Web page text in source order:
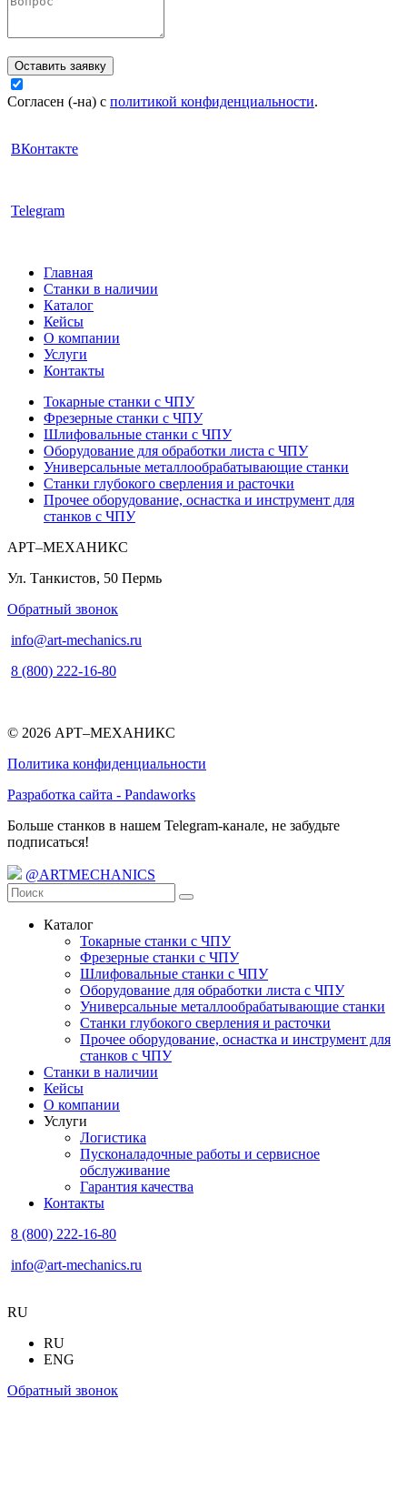
Оставить заявку
Согласен (-на) с политикой конфиденциальности.
ВКонтакте
Telegram
Главная
Станки в наличии
Каталог
Кейсы
О компании
Услуги
Контакты
Токарные станки с ЧПУ
Фрезерные станки с ЧПУ
Шлифовальные станки с ЧПУ
Оборудование для обработки листа с ЧПУ
Универсальные металлообрабатывающие станки
Станки глубокого сверления и расточки
Прочее оборудование, оснастка и инструмент для
станков с ЧПУ
АРТ–МЕХАНИКС
Ул. Танкистов, 50 Пермь
Обратный звонок
info@art-mechanics.ru
8 (800) 222-16-80
© 2026 АРТ–МЕХАНИКС
Политика конфиденциальности
Разработка сайта - Pandaworks
Больше станков в нашем Telegram-канале, не забудьте
подписаться!
@ARTMECHANICS
Каталог
Токарные станки с ЧПУ
Фрезерные станки с ЧПУ
Шлифовальные станки с ЧПУ
Оборудование для обработки листа с ЧПУ
Универсальные металлообрабатывающие станки
Станки глубокого сверления и расточки
Прочее оборудование, оснастка и инструмент для
станков с ЧПУ
Станки в наличии
Кейсы
О компании
Услуги
Логистика
Пусконаладочные работы и сервисное
обслуживание
Гарантия качества
Контакты
8 (800) 222-16-80
info@art-mechanics.ru
RU
RU
ENG
Обратный звонок